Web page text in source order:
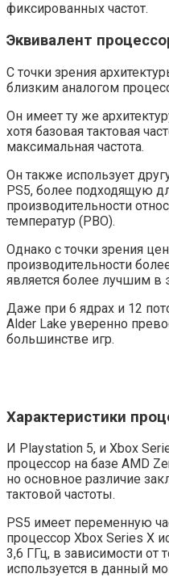
фиксированных частот.
Эквивалент
С точки зрения
близким аналогом
Он имеет ту же
хотя базовая тактовая
максимальная частота.
Он также использует
PS5, более подходящую
производительности
температур (PBO).
Однако с точки зрения
производительности
является более лучшим в
Даже при 6 ядрах и 12
Alder Lake уверенно
большинстве игр.
Характеристики
И Playstation 5, и Xbox
процессор на базе AMD
но основное различие
тактовой частоты.
PS5 имеет переменную
процессор Xbox Series X
3,6 ГГц, в зависимости от
используется в данный